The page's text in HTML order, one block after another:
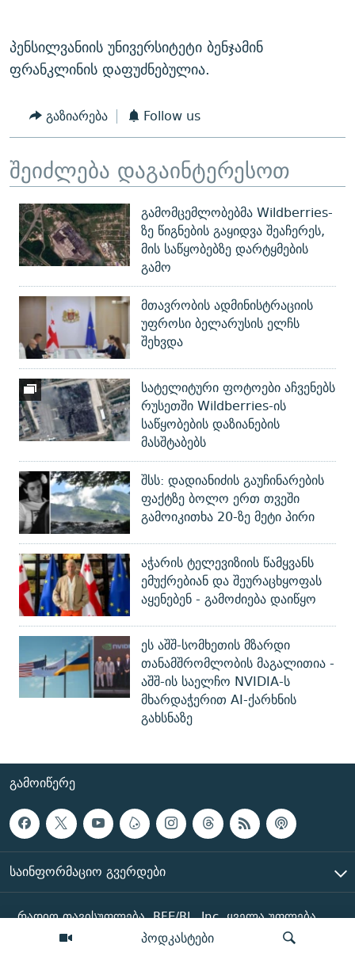
პოდკასტები
პენსილვანიის უნივერსიტეტი ბენჯამინ
ფრანკლინის დაფუძნებულია.
გაზიარება Follow us
შეიძლება დაგაინტერესოთ
გამომცემლობებმა Wildberries-
ზე წიგნების გაყიდვა შეაჩერეს,
მის საწყობებზე დარტყმების
გამო
მთავრობის ადმინისტრაციის
უფროსი ბელარუსის ელჩს
შეხვდა
სატელიტური ფოტოები აჩვენებს
რუსეთში Wildberries-ის
საწყობების დაზიანების
მასშტაბებს
შსს: დადიანიძის გაუჩინარების
ფაქტზე ბოლო ერთ თვეში
გამოიკითხა 20-ზე მეტი პირი
აჭარის ტელევიზიის წამყვანს
ემუქრებიან და შეურაცხყოფას
აყენებენ - გამოძიება დაიწყო
ეს აშშ-სომხეთის მზარდი
თანამშრომლობის მაგალითია -
აშშ-ის საელჩო NVIDIA-ს
მხარდაჭერით AI-ქარხნის
გახსნაზე
ᲒᲐᲛᲝᲘᲬᲔᲠᲔ
ᲡᲐᲘᲜᲤᲝᲠᲛᲐᲪᲘᲝ ᲒᲕᲔᲠᲓᲔᲑᲘ
რადიო თავისუფლება, RFE/RL, Inc. ყველა უფლება
დაცულია